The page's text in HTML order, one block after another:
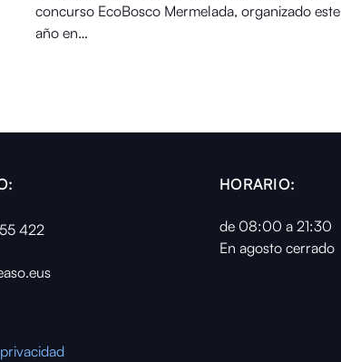
concurso EcoBosco Mermelada, organizado este
año en…
422
HORARIO:
de 08:00 a 21:30
En agosto cerrado